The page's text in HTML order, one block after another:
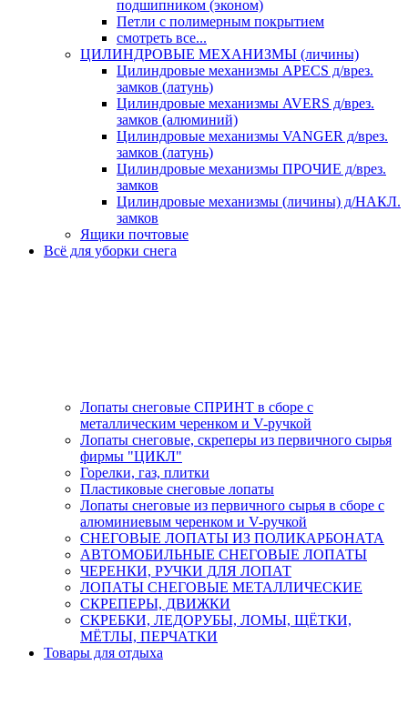
подшипником (эконом)
Петли с полимерным покрытием
смотреть все...
ЦИЛИНДРОВЫЕ МЕХАНИЗМЫ (личины)
Цилиндровые механизмы APECS д/врез.
замков (латунь)
Цилиндровые механизмы AVERS д/врез.
замков (алюминий)
Цилиндровые механизмы VANGER д/врез.
замков (латунь)
Цилиндровые механизмы ПРОЧИЕ д/врез.
замков
Цилиндровые механизмы (личины) д/НАКЛ.
замков
Ящики почтовые
Всё для уборки снега
Лопаты снеговые СПРИНТ в сборе с
металлическим черенком и V-ручкой
Лопаты снеговые, скреперы из первичного сырья
фирмы "ЦИКЛ"
Горелки, газ, плитки
Пластиковые снеговые лопаты
Лопаты снеговые из первичного сырья в сборе с
алюминиевым черенком и V-ручкой
СНЕГОВЫЕ ЛОПАТЫ ИЗ ПОЛИКАРБОНАТА
АВТОМОБИЛЬНЫЕ СНЕГОВЫЕ ЛОПАТЫ
ЧЕРЕНКИ, РУЧКИ ДЛЯ ЛОПАТ
ЛОПАТЫ СНЕГОВЫЕ МЕТАЛЛИЧЕСКИЕ
СКРЕПЕРЫ, ДВИЖКИ
СКРЕБКИ, ЛЕДОРУБЫ, ЛОМЫ, ЩЁТКИ,
МЁТЛЫ, ПЕРЧАТКИ
Товары для отдыха